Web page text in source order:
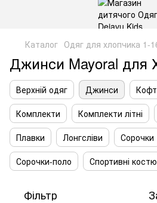
Каталог Одяг для хлопчика 1-
Джинси Mayoral для
Верхній одяг Джинси
Комплекти
Комплекти літні
Плавки
Лонгсліви Сорочки
Сорочки-поло
Спортивні
Фільтр